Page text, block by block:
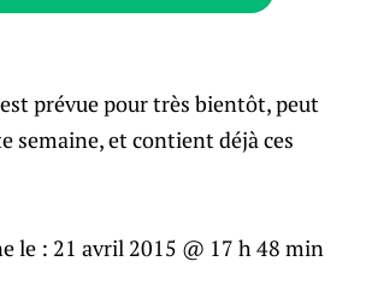
prévue pour très bientôt, peut
semaine, et contient déjà ces
le : 21 avril 2015 @ 17 h 48 min